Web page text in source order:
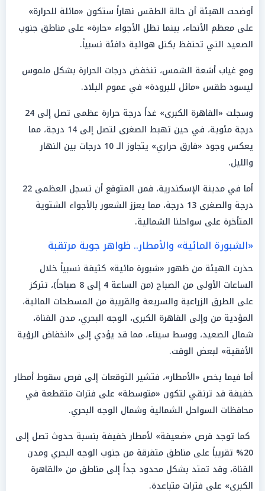
أوضحت الهيئة أن حالة الطقس نهاراً ستكون «مائلة للحرارة»
على معظم الأنحاء، بينما تظل الأجواء «حارة» على مناطق جنوب
الصعيد التي تحتفظ بكتل هوائية دافئة نسبياً.
ومع غياب أشعة الشمس، تنخفض درجات الحرارة بشكل ملموس
ليسود طقس «مائل للبرودة» في عموم البلاد.
وسجلت «القاهرة الكبرى» غداً درجة حرارة عظمى تصل إلى 24
درجة مئوية، في حين تهبط الصغرى لتصل إلى 14 درجة، مما
يعكس وجود «فارق حراري» يتجاوز الـ 10 درجات بين النهار
والليل.
أما في مدينة الإسكندرية، فمن المتوقع أن تسجل العظمى 22
درجة والصغرى 13 درجة، مما يعزز الشعور بالأجواء الشتوية
المتأخرة على سواحلنا الشمالية.
«الشبورة المائية» والأمطار.. ظواهر جوية مرتقبة
حذرت الهيئة من ظهور «شبورة مائية» كثيفة نسبياً خلال
الساعات الأولى من الصباح (من الساعة 4 إلى 8 صباحاً)، تتركز
على الطرق الزراعية والسريعة والقريبة من المسطحات المائية،
المؤدية من وإلى القاهرة الكبرى، الوجه البحري، مدن القناة،
شمال الصعيد، ووسط سيناء، مما قد يؤدي إلى «انخفاض الرؤية
الأفقية» لبعض الوقت.
أما فيما يخص «الأمطار»، فتشير التوقعات إلى فرص سقوط أمطار
خفيفة قد ترتقي لتكون «متوسطة» على فترات متقطعة في
محافظات السواحل الشمالية وشمال الوجه البحري.
كما توجد فرص «ضعيفة» لأمطار خفيفة بنسبة حدوث تصل إلى
20% تقريباً على مناطق متفرقة من جنوب الوجه البحري ومدن
القناة، وقد تمتد بشكل محدود جداً إلى مناطق من «القاهرة
الكبرى» على فترات متباعدة.